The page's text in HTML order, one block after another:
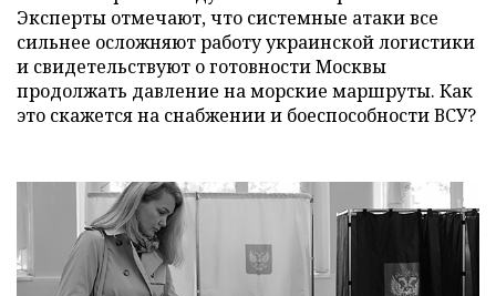
Эксперты отмечают, что системные атаки все
сильнее осложняют работу украинской логистики
и свидетельствуют о готовности Москвы
продолжать давление на морские маршруты. Как
это скажется на снабжении и боеспособности ВСУ?